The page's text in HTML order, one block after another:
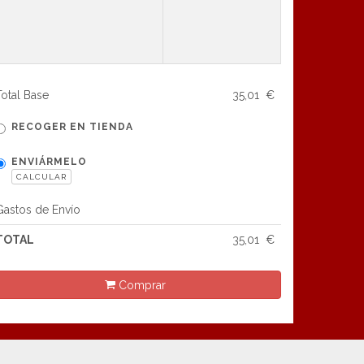
Base 35,01 €
RECOGER EN TIENDA
ENVIÁRMELO
CALCULAR
de Envío
35,01 €
Comprar